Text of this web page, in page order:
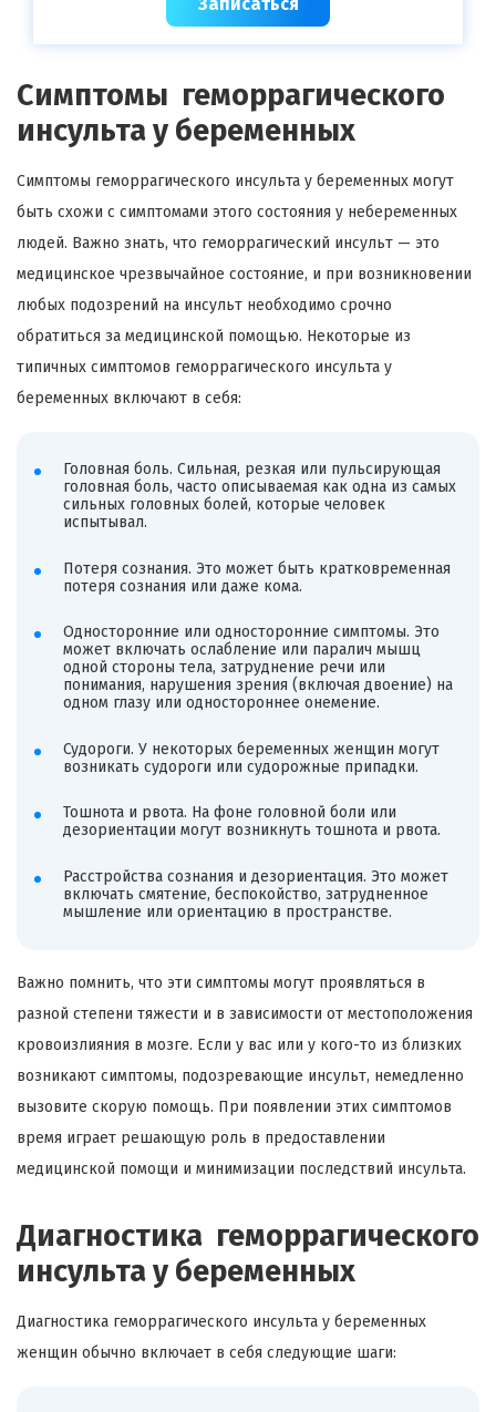
Записаться
Симптомы геморрагического
инсульта у беременных
Симптомы геморрагического инсульта у беременных могут
быть схожи с симптомами этого состояния у небеременных
людей. Важно знать, что геморрагический инсульт — это
медицинское чрезвычайное состояние, и при возникновении
любых подозрений на инсульт необходимо срочно
обратиться за медицинской помощью. Некоторые из
типичных симптомов геморрагического инсульта у
беременных включают в себя:
Головная боль. Сильная, резкая или пульсирующая
головная боль, часто описываемая как одна из самых
сильных головных болей, которые человек
испытывал.
Потеря сознания. Это может быть кратковременная
потеря сознания или даже кома.
Односторонние или односторонние симптомы. Это
может включать ослабление или паралич мышц
одной стороны тела, затруднение речи или
понимания, нарушения зрения (включая двоение) на
одном глазу или одностороннее онемение.
Судороги. У некоторых беременных женщин могут
возникать судороги или судорожные припадки.
Тошнота и рвота. На фоне головной боли или
дезориентации могут возникнуть тошнота и рвота.
Расстройства сознания и дезориентация. Это может
включать смятение, беспокойство, затрудненное
мышление или ориентацию в пространстве.
Важно помнить, что эти симптомы могут проявляться в
разной степени тяжести и в зависимости от местоположения
кровоизлияния в мозге. Если у вас или у кого-то из близких
возникают симптомы, подозревающие инсульт, немедленно
вызовите скорую помощь. При появлении этих симптомов
время играет решающую роль в предоставлении
медицинской помощи и минимизации последствий инсульта.
Диагностика геморрагического
инсульта у беременных
Диагностика геморрагического инсульта у беременных
женщин обычно включает в себя следующие шаги: